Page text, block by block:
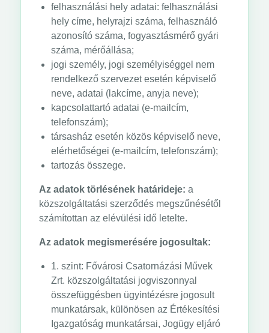
felhasználási hely adatai: felhasználási
hely címe, helyrajzi száma, felhasználó
azonosító száma, fogyasztásmérő gyári
száma, mérőállása;
jogi személy, jogi személyiséggel nem
rendelkező szervezet esetén képviselő
neve, adatai (lakcíme, anyja neve);
kapcsolattartó adatai (e-mailcím,
telefonszám);
társasház esetén közös képviselő neve,
elérhetőségei (e-mailcím, telefonszám);
tartozás összege.
Az adatok törlésének határideje: a
közszolgáltatási szerződés megszűnésétől
számítottan az elévülési idő letelte.
Az adatok megismerésére jogosultak:
1. szint: Fővárosi Csatornázási Művek
Zrt. közszolgáltatási jogviszonnyal
összefüggésben ügyintézésre jogosult
munkatársak, különösen az Értékesítési
Igazgatóság munkatársai, Jogügy eljáró